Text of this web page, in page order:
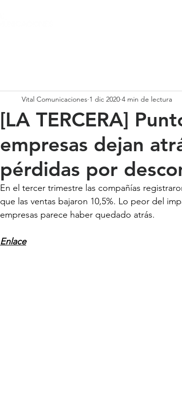
[LA TERCERA]
empresas dejan
pérdidas por
Vital Comunicaciones 1 dic 2020 4 min de lectura
En el tercer trimestre las compañías
que las ventas bajaron 10,5%. Lo peor del
empresas parece haber quedado atrás.
Enlace